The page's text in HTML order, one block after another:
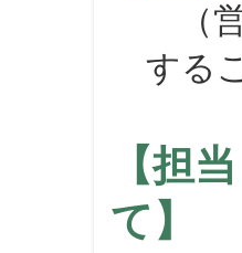
（営
する
【担
て】